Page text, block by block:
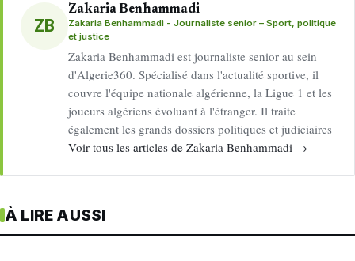
ZB
Zakaria Benhammadi
Zakaria Benhammadi - Journaliste senior – Sport, politique
et justice
Zakaria Benhammadi est journaliste senior au sein
d'Algerie360. Spécialisé dans l'actualité sportive, il
couvre l'équipe nationale algérienne, la Ligue 1 et les
joueurs algériens évoluant à l'étranger. Il traite
également les grands dossiers politiques et judiciaires
Voir tous les articles de Zakaria Benhammadi →
À LIRE AUSSI